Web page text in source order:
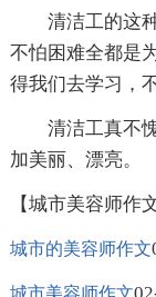
清洁工的这种
不怕困难全都是
得我们去学习，
清洁工真不愧
加美丽、漂亮。
【城市美容师作
城市的美容师作文